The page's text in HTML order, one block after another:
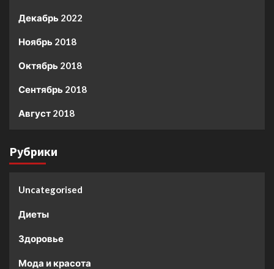
Декабрь 2022
Ноябрь 2018
Октябрь 2018
Сентябрь 2018
Август 2018
Рубрики
Uncategorised
Диеты
Здоровье
Мода и красота